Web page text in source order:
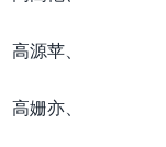
源苹、
姗亦、